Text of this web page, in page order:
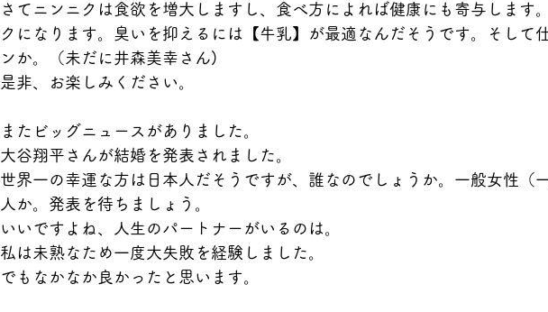
さてニンニクは食欲を増大しますし、食べ方によれば健康にも寄与します
クになります。臭いを抑えるには【牛乳】が最適なんだそうです。そして
ンか。（未だに井森美幸さん)
是非、お楽しみください。
またビッグニュースがありました。
大谷翔平さんが結婚を発表されました。
世界一の幸運な方は日本人だそうですが、誰なのでしょうか。一般女性（
人か。発表を待ちましょう。
いいですよね、人生のパートナーがいるのは。
私は未熟なため一度大失敗を経験しました。
でもなかなか良かったと思います。